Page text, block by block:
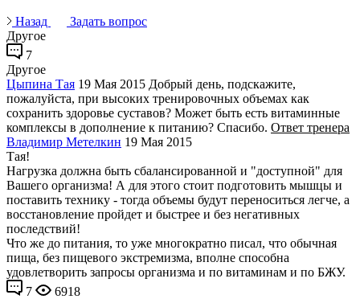
Назад
Задать вопрос
Другое
7
Другое
Цыпинa Тая 19 Мая 2015 Добрый день, подскажите,
пожалуйста, при высоких тренировочных объемах как
сохранить здоровье суставов? Может быть есть витаминные
комплексы в дополнение к питанию? Спасибо. Ответ тренера
Владимир Метелкин 19 Мая 2015
Тая!
Нагрузка должна быть сбалансированной и "доступной" для
Вашего организма! А для этого стоит подготовить мышцы и
поставить технику - тогда объемы будут переноситься легче, а
восстановление пройдет и быстрее и без негативных
последствий!
Что же до питания, то уже многократно писал, что обычная
пища, без пищевого экстремизма, вполне способна
удовлетворить запросы организма и по витаминам и по БЖУ.
7
6918